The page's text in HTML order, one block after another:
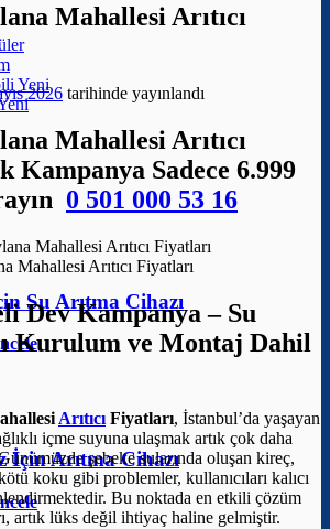
Su Arıtma Cihazı
İçin Arıtma Cihazı
Mahallesi Arıtıcı
2026 tarihinde yayınlandı
Mahallesi Arıtıcı
Kampanya Sadece 6.999
0 501 000 53 16
Mahallesi Arıtıcı Fiyatları
Dev Kampanya – Su
Kurulum ve Montaj Dahil
ArıtıcıFiyatları, İstanbul’da yaşayan
içme suyuna ulaşmak artık çok daha
şebeke sularında oluşan kireç,
koku gibi problemler, kullanıcıları kalıcı
Bu noktada en etkili çözüm
artık lüks değil ihtiyaç haline gelmiştir.